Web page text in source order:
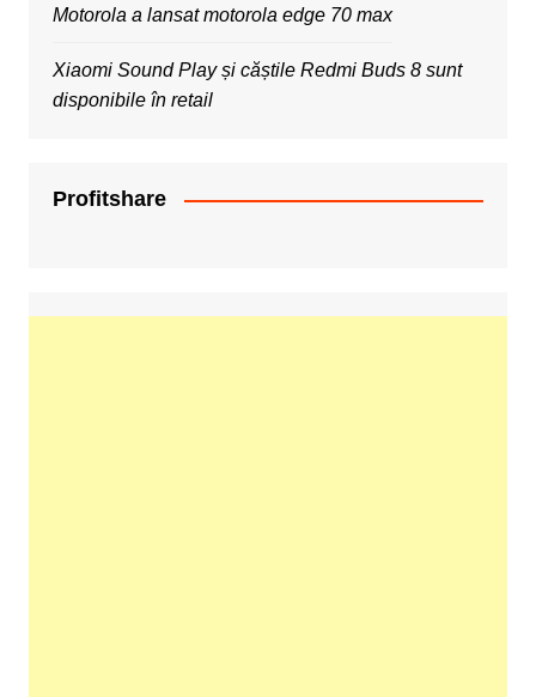
Motorola a lansat motorola edge 70 max
Xiaomi Sound Play și căștile Redmi Buds 8 sunt
disponibile în retail
Profitshare